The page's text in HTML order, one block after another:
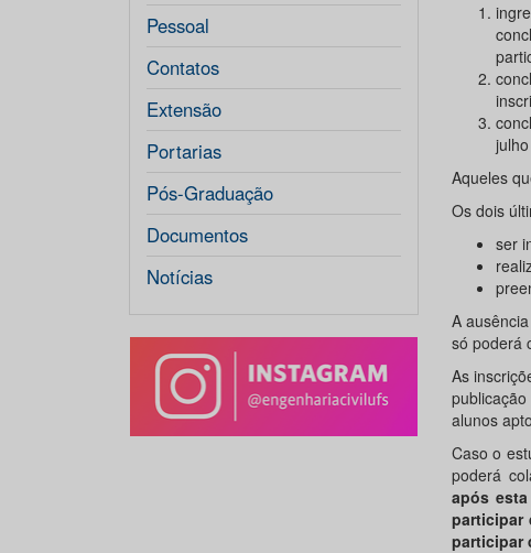
Pessoal
Contatos
Extensão
Portarias
Pós-Graduação
Documentos
Notícias
Aqueles
Os dois
ser
A
só poderá
As
alunos
Caso o
poderá
após
participar
participar